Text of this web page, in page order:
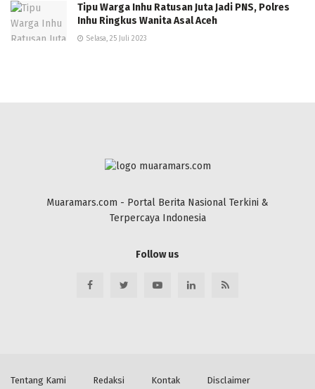
Tipu Warga Inhu Ratusan Juta Jadi PNS, Polres
Inhu Ringkus Wanita Asal Aceh
Selasa, 25 Juli 2023
Muaramars.com - Portal Berita Nasional Terkini &
Terpercaya Indonesia
Follow us
Tentang Kami Redaksi Kontak
Disclaimer